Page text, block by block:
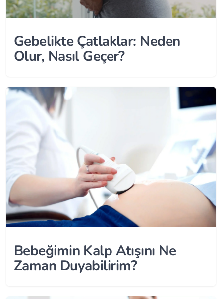
Gebelikte Çatlaklar: Neden
Olur, Nasıl Geçer?
Bebeğimin Kalp Atışını Ne
Zaman Duyabilirim?